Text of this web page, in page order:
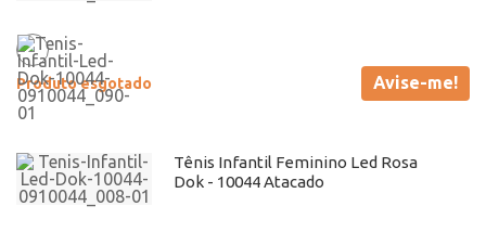
Produto esgotado Avise-me!
Tênis Infantil Feminino Led Rosa
Dok - 10044 Atacado